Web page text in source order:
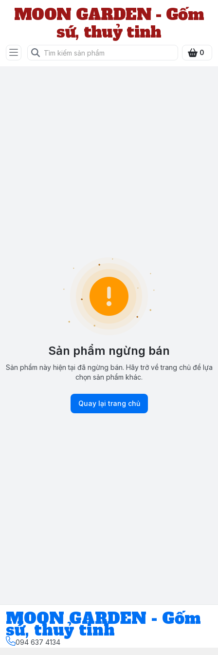
MOON GARDEN - Gốm
sứ, thuỷ tinh
0
Sản phẩm ngừng bán
Sản phẩm này hiện tại đã ngừng bán. Hãy trở về trang chủ để lựa
chọn sản phẩm khác.
Quay lại trang chủ
MOON GARDEN - Gốm
sứ, thuỷ tinh
094 637 4134